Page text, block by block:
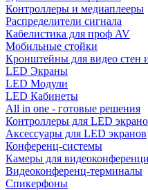
Контроллеры и медиаплееры
Распределители сигнала
Кабелистика для проф AV
Мобильные стойки
Кронштейны для видео стен
LED Экраны
LED Модули
LED Кабинеты
All in one - готовые решения
Контроллеры для LED
Аксессуары для LED экранов
Конференц-системы
Камеры для
Видеоконференц-терминалы
Спикерфоны